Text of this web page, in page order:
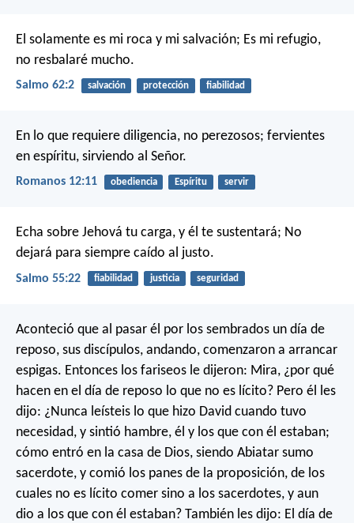
El solamente es mi roca y mi salvación; Es mi refugio,
no resbalaré mucho.
Salmo 62:2 salvación protección fiabilidad
En lo que requiere diligencia, no perezosos; fervientes
en espíritu, sirviendo al Señor.
Romanos 12:11 obediencia Espíritu servir
Echa sobre Jehová tu carga, y él te sustentará; No
dejará para siempre caído al justo.
Salmo 55:22 fiabilidad justicia seguridad
Aconteció que al pasar él por los sembrados un día de
reposo, sus discípulos, andando, comenzaron a arrancar
espigas. Entonces los fariseos le dijeron: Mira, ¿por qué
hacen en el día de reposo lo que no es lícito? Pero él les
dijo: ¿Nunca leísteis lo que hizo David cuando tuvo
necesidad, y sintió hambre, él y los que con él estaban;
cómo entró en la casa de Dios, siendo Abiatar sumo
sacerdote, y comió los panes de la proposición, de los
cuales no es lícito comer sino a los sacerdotes, y aun
dio a los que con él estaban? También les dijo: El día de